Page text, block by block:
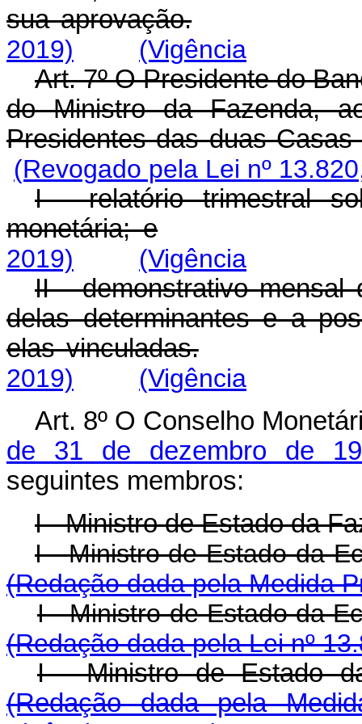
sua aprovação.
2019)
(Vigência
Art. 7º O Presidente do
do Ministro da Fazenda,
Presidentes das duas
(Revogado pela Lei nº
I - relatório trimestral
monetária; e
2019)
(Vigência
II - demonstrativo
delas determinantes e a
elas vinculadas.
2019)
(Vigência
Art. 8º O Conselho
de 31 de dezembro de
seguintes membros:
I - Ministro de Estado da
I - Ministro de Estado
(Redação dada pela Medida
I - Ministro de Estado
(Redação dada pela Lei nº
I - Ministro de
(Redação dada pela